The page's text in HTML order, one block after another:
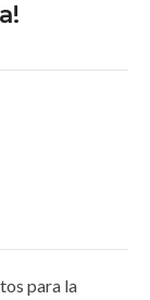
para la